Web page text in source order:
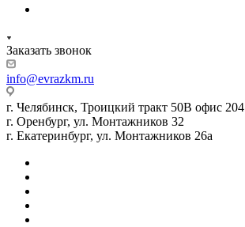
Заказать звонок
info@evrazkm.ru
г. Челябинск, Троицкий тракт 50В офис 204
г. Оренбург, ул. Монтажников 32
г. Екатеринбург, ул. Монтажников 26а